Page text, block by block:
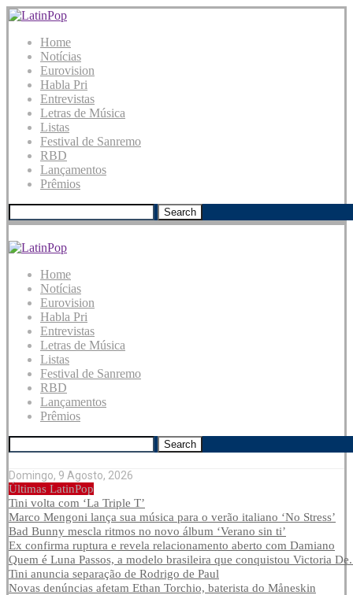
Home
Notícias
Eurovision
Habla Pri
Entrevistas
Letras de Música
Listas
Festival de Sanremo
RBD
Lançamentos
Prêmios
Search
Home
Notícias
Eurovision
Habla Pri
Entrevistas
Letras de Música
Listas
Festival de Sanremo
RBD
Lançamentos
Prêmios
Search
Domingo, 9 Agosto, 2026
Últimas LatinPop
Tini volta com ‘La Triple T’
Marco Mengoni lança sua música para o verão italiano ‘No Stress’
Bad Bunny mescla ritmos no novo álbum ‘Verano sin ti’
Ex confirma ruptura e revela relacionamento aberto com Damiano
Quem é Luna Passos, a modelo brasileira que conquistou Victoria
Tini anuncia separação de Rodrigo de Paul
Novas denúncias afetam Ethan Torchio, baterista do Måneskin